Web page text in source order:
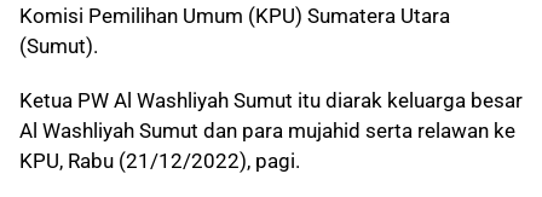
Komisi Pemilihan Umum (KPU) Sumatera Utara
(Sumut).
Ketua PW Al Washliyah Sumut itu diarak keluarga besar
Al Washliyah Sumut dan para mujahid serta relawan ke
KPU, Rabu (21/12/2022), pagi.